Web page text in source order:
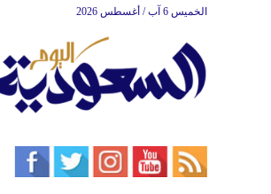
الخميس 6 آب / أغسطس 2026